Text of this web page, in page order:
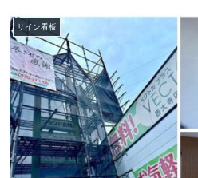
サイン看板